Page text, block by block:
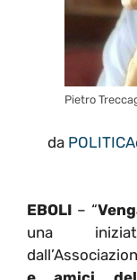
Pietro
da
EBOLI – “
una